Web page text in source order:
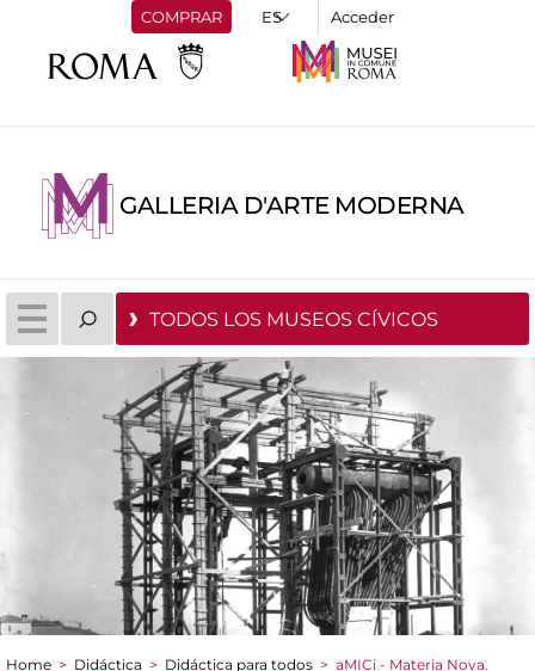
COMPRAR Acceder
GALLERIA D'ARTE MODERNA
TODOS LOS MUSEOS CÍVICOS
Home > Didáctica > Didáctica para todos > aMICi - Materia Nova.